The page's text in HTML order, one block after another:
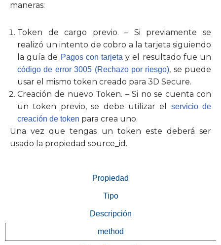
maneras:
Token de cargo previo. – Si previamente se
realizó un intento de cobro a la tarjeta siguiendo
la guía de Pagos con tarjeta y el resultado fue un
código de error 3005 (Rechazo por riesgo), se puede
usar el mismo token creado para 3D Secure.
Creación de nuevo Token. – Si no se cuenta con
un token previo, se debe utilizar el servicio de
creación de token para crea uno.
Una vez que tengas un token este deberá ser
usado la propiedad source_id.
Propiedad
Tipo
Descripción
method